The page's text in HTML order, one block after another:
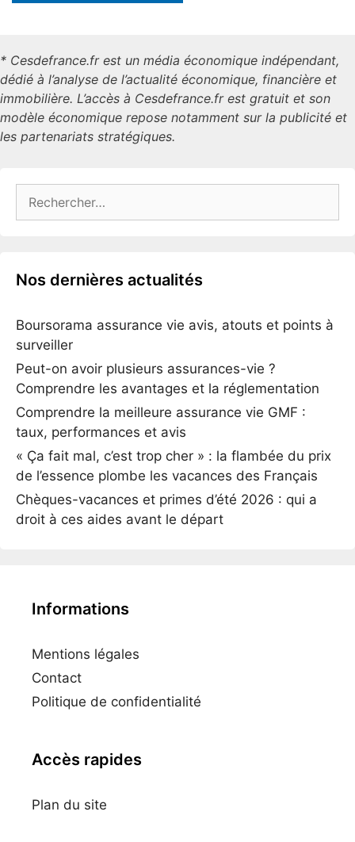
* Cesdefrance.fr est un média économique indépendant,
dédié à l’analyse de l’actualité économique, financière et
immobilière. L’accès à Cesdefrance.fr est gratuit et son
modèle économique repose notamment sur la publicité et
les partenariats stratégiques.
Nos dernières actualités
Boursorama assurance vie avis, atouts et points à
surveiller
Peut-on avoir plusieurs assurances-vie ?
Comprendre les avantages et la réglementation
Comprendre la meilleure assurance vie GMF :
taux, performances et avis
« Ça fait mal, c’est trop cher » : la flambée du prix
de l’essence plombe les vacances des Français
Chèques-vacances et primes d’été 2026 : qui a
droit à ces aides avant le départ
Informations
Mentions légales
Contact
Politique de confidentialité
Accès rapides
Plan du site